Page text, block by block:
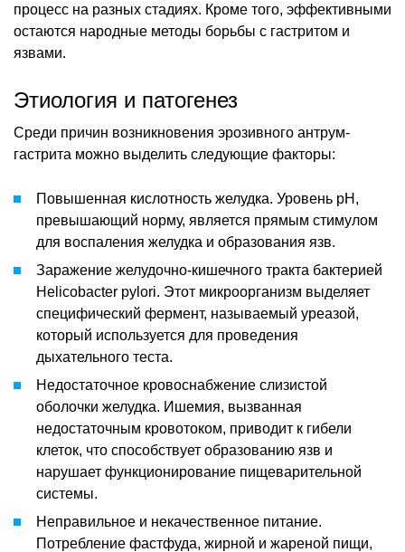
процесс на разных стадиях. Кроме того, эффективными
остаются народные методы борьбы с гастритом и
язвами.
Этиология и патогенез
Среди причин возникновения эрозивного антрум-
гастрита можно выделить следующие факторы:
Повышенная кислотность желудка. Уровень pH,
превышающий норму, является прямым стимулом
для воспаления желудка и образования язв.
Заражение желудочно-кишечного тракта бактерией
Helicobacter pylori. Этот микроорганизм выделяет
специфический фермент, называемый уреазой,
который используется для проведения
дыхательного теста.
Недостаточное кровоснабжение слизистой
оболочки желудка. Ишемия, вызванная
недостаточным кровотоком, приводит к гибели
клеток, что способствует образованию язв и
нарушает функционирование пищеварительной
системы.
Неправильное и некачественное питание.
Потребление фастфуда, жирной и жареной пищи,